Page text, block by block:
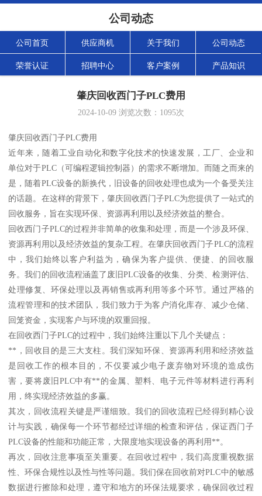
公司动态
公司首页 供应商机 关于我们 公司动态
荣誉认证 招聘中心 客户案例 产品知识
肇庆回收西门子PLC费用
2024-10-09 浏览次数： 1095次
肇庆回收西门子PLC费用
近年来，随着工业自动化和数字化技术的快速发展，工厂、企业和
单位对于PLC（可编程逻辑控制器）的需求不断增加。而随之而来的
是，随着PLC设备的新换代，旧设备的回收处理也成为一个备受关注
的话题。在这样的背景下，肇庆回收西门子PLC为您提供了一站式的
回收服务，旨在实现环保、资源再利用以及经济效益的整合。
回收西门子PLC的过程并非简单的收集和处理，而是一个涉及环保、
资源再利用以及经济效益的复杂工程。在肇庆回收西门子PLC的流程
中，我们始终以客户利益为，确保为客户提供、便捷、的回收服
务。我们的回收流程涵盖了废旧PLC设备的收集、分类、检测评估、
处理修复、环保处理以及再销售或再利用等多个环节。通过严格的
流程管理和的技术团队，我们致力于为客户消化库存、减少仓储、
回笼资金，实现客户与环境的双重回报。
在回收西门子PLC的过程中，我们始终注重以下几个关键点：
**，回收目的是三大支柱。我们深知环保、资源再利用和经济效益
是回收工作的根本目的，不仅要减少电子废弃物对环境的造成伤
害，要将废旧PLC中有**的金属、塑料、电子元件等材料进行再利
用，终实现经济效益的多赢。
其次，回收流程关键是严谨细致。我们的回收流程已经得到精心设
计与实践，确保每一个环节都经过详细的检查和评估，保证西门子
PLC设备的性能和功能正常，大限度地实现设备的再利用**。
再次，回收注意事项至关重要。在回收过程中，我们高度重视数据
性、环保合规性以及性与性等问题。我们保在回收前对PLC中的敏感
数据进行擦除和处理，遵守和地方的环保法规要求，确保回收过程